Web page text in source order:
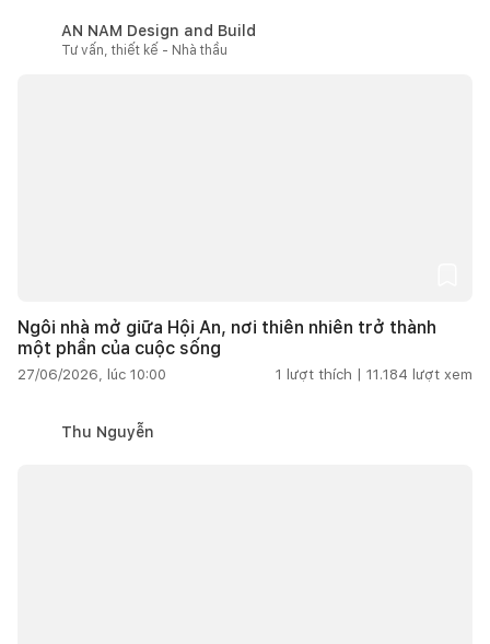
AN NAM Design and Build
Tư vấn, thiết kế - Nhà thầu
Ngôi nhà mở giữa Hội An, nơi thiên nhiên trở thành
một phần của cuộc sống
27/06/2026, lúc 10:00 1 lượt thích | 11.184 lượt xem
Thu Nguyễn